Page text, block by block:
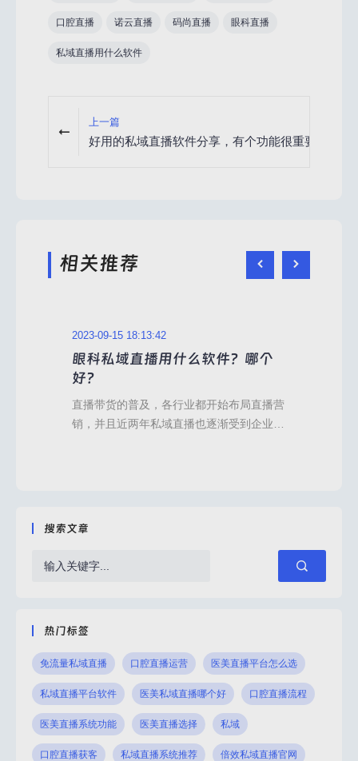
口腔直播 诺云直播 码尚直播 眼科直播
私域直播用什么软件
上一篇
好用的私域直播软件分享，有个功能很重要
相关推荐
2023-09-15 18:13:42
眼科私域直播用什么软件？哪个
好？
直播带货的普及，各行业都开始布局直播营
销，并且近两年私域直播也逐渐受到企业重
播的布局可以激活私域流量，并且也能开展
搜索文章
热门标签
免流量私域直播 口腔直播运营 医美直播平台怎么选
私域直播平台软件 医美私域直播哪个好 口腔直播流程
医美直播系统功能 医美直播选择 私域
口腔直播获客 私域直播系统推荐 倍效私域直播官网